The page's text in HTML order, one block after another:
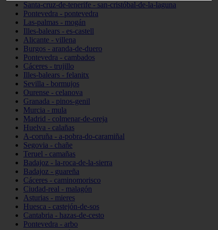
Santa-cruz-de-tenerife - san-cristóbal-de-la-laguna
Pontevedra - pontevedra
Las-palmas - mogán
Illes-balears - es-castell
Alicante - villena
Burgos - aranda-de-duero
Pontevedra - cambados
Cáceres - trujillo
Illes-balears - felanitx
Sevilla - bormujos
Ourense - celanova
Granada - pinos-genil
Murcia - mula
Madrid - colmenar-de-oreja
Huelva - calañas
A-coruña - a-pobra-do-caramiñal
Segovia - chañe
Teruel - camañas
Badajoz - la-roca-de-la-sierra
Badajoz - guareña
Cáceres - caminomorisco
Ciudad-real - malagón
Asturias - mieres
Huesca - castejón-de-sos
Cantabria - hazas-de-cesto
Pontevedra - arbo